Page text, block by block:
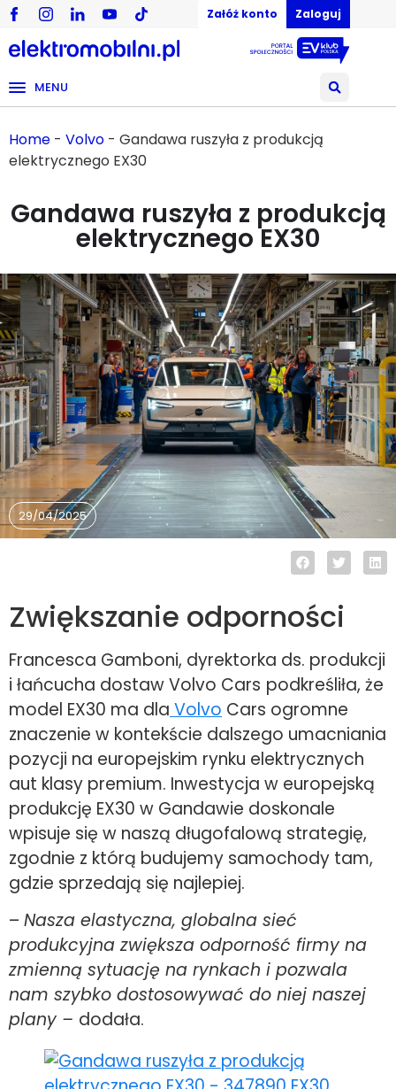
Załóż konto Zaloguj
MENU
Home - Volvo - Gandawa ruszyła z produkcją
elektrycznego EX30
Gandawa ruszyła z produkcją
elektrycznego EX30
29/04/2025
Zwiększanie odporności
Francesca Gamboni, dyrektorka ds. produkcji
i łańcucha dostaw Volvo Cars podkreśliła, że
model EX30 ma dla Volvo Cars ogromne
znaczenie w kontekście dalszego umacniania
pozycji na europejskim rynku elektrycznych
aut klasy premium. Inwestycja w europejską
produkcję EX30 w Gandawie doskonale
wpisuje się w naszą długofalową strategię,
zgodnie z którą budujemy samochody tam,
gdzie sprzedają się najlepiej.
– Nasza elastyczna, globalna sieć
produkcyjna zwiększa odporność firmy na
zmienną sytuację na rynkach i pozwala
nam szybko dostosowywać do niej naszej
plany – dodała.